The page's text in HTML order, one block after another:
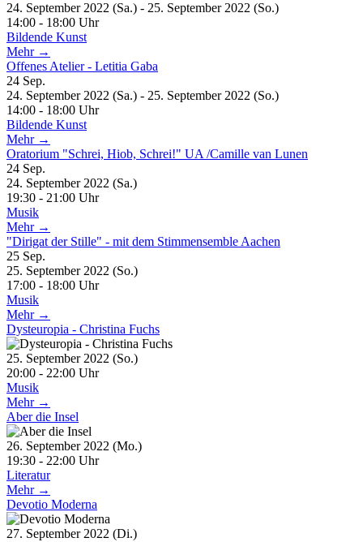
24. September 2022 (Sa.) - 25. September 2022 (So.)
14:00 - 18:00 Uhr
Bildende Kunst
Mehr →
Offenes Atelier - Letitia Gaba
24 Sep.
24. September 2022 (Sa.) - 25. September 2022 (So.)
14:00 - 18:00 Uhr
Bildende Kunst
Mehr →
Oratorium "Schrei, Hiob, Schrei!" UA /Camille van Lunen
24 Sep.
24. September 2022 (Sa.)
19:30 - 21:00 Uhr
Musik
Mehr →
"Dirigat der Stille" - mit dem Stimmensemble Aachen
25 Sep.
25. September 2022 (So.)
17:00 - 18:00 Uhr
Musik
Mehr →
Dysteuropia - Christina Fuchs
25. September 2022 (So.)
20:00 - 22:00 Uhr
Musik
Mehr →
Aber die Insel
26. September 2022 (Mo.)
19:30 - 22:00 Uhr
Literatur
Mehr →
Devotio Moderna
27. September 2022 (Di.)